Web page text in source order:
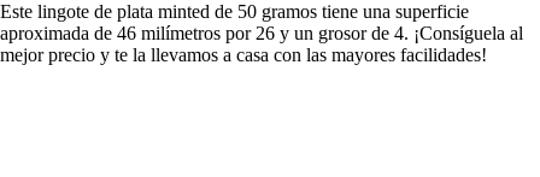
Este lingote de plata minted de 50 gramos tiene una superficie
aproximada de 46 milímetros por 26 y un grosor de 4. ¡Consíguela al
mejor precio y te la llevamos a casa con las mayores facilidades!